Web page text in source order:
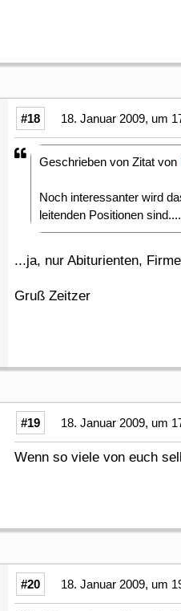
#18 18. Januar 2009, um
Geschrieben von Zitat von
Noch interessanter wird
leitenden Positionen sind....
...ja, nur Abiturienten,
Gruß Zeitzer
#19 18. Januar 2009, um
Wenn so viele von euch
#20 18. Januar 2009, um